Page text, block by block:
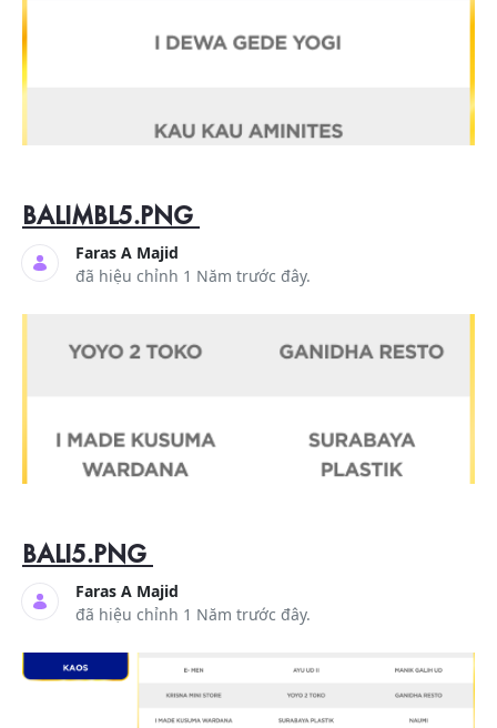
BALIMBL5.PNG
Faras A Majid
đã hiệu chỉnh 1 Năm trước đây.
BALI5.PNG
Faras A Majid
đã hiệu chỉnh 1 Năm trước đây.